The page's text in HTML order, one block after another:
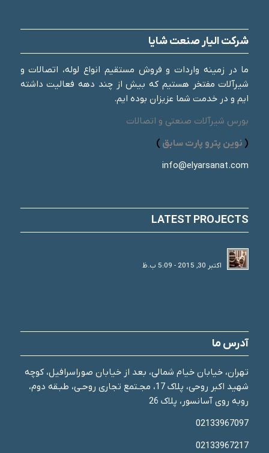
شرکت الیار صنعت شایا
ما در زمینه واردات و فروش مستقیم انواع لوله، اتصالات و
شیرآلات مفتخر هستیم که بیش از چند دهه فعالیت داشته
ایم و در خدمت شما عزیزان بوده ایم.
بورس شیرآلات صنعتی و اتصالات
( نوین پترو پارت سابق )
info@elyarsanat.com
LATEST PROJECTS
اکتبر 30, 2015 - 5:09 ب.ظ
آدرس ما
تهران، خیابان خیام شمالی، بعد از خیابان صوراسرافیل، کوچه
شهید اکبر روحی، پلاک 17، مجـتمع تجاری روحـی، طبـقه دوم،
روبه روی آسانسور، پلاک 26
02133967097
02133967217